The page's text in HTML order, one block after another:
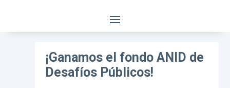
¡Ganamos el fondo ANID de
Desafíos Públicos!